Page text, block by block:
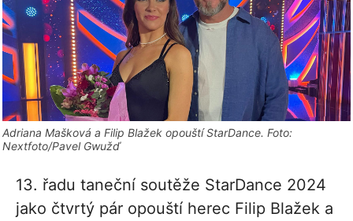
Adriana Mašková a Filip Blažek opouští StarDance. Foto:
Nextfoto/Pavel Gwužď
13. řadu taneční soutěže StarDance 2024
jako čtvrtý pár opouští herec Filip Blažek a